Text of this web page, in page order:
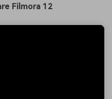
Filmora 12